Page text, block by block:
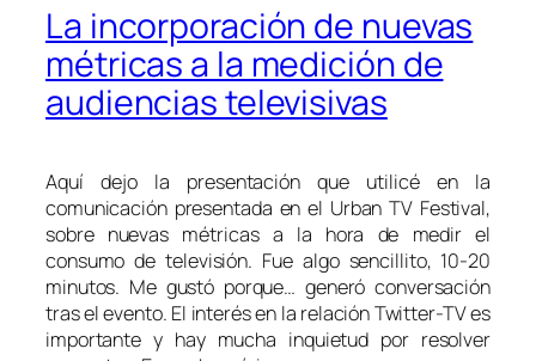
La incorporación de nuevas
métricas a la medición de
audiencias televisivas
Aquí dejo la presentación que utilicé en la
comunicación presentada en el Urban TV Festival,
sobre nuevas métricas a la hora de medir el
consumo de televisión. Fue algo sencillito, 10-20
minutos. Me gustó porque… generó conversación
tras el evento. El interés en la relación Twitter-TV es
importante y hay mucha inquietud por resolver